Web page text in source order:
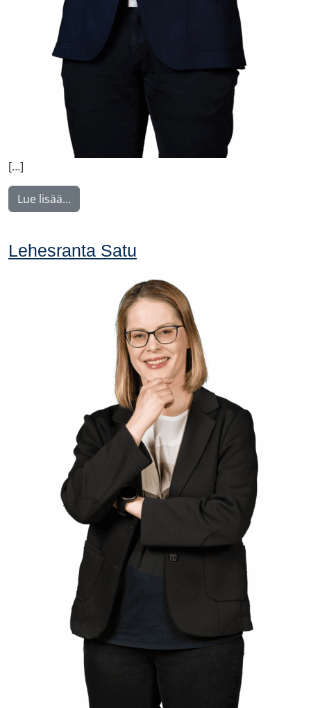
[…]
Lue lisää…
Lehesranta Satu